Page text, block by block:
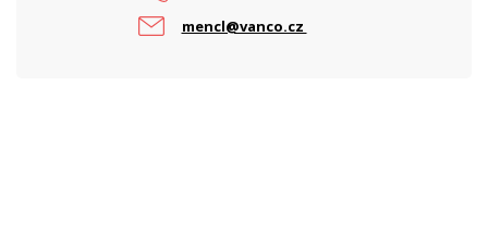
mencl@vanco.cz